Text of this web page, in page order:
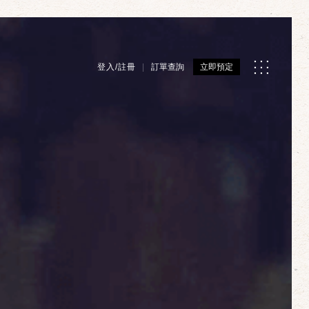
登入/註冊 訂單查詢 立即預定